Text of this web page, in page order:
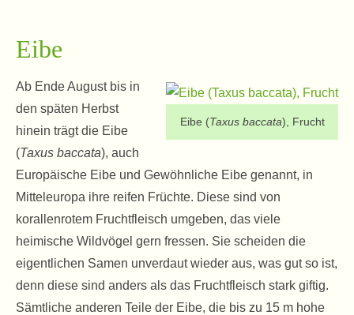
Eibe
Eibe (Taxus baccata), Frucht
Ab Ende August bis in
den späten Herbst
hinein trägt die Eibe
(Taxus baccata), auch
Europäische Eibe und Gewöhnliche Eibe genannt, in
Mitteleuropa ihre reifen Früchte. Diese sind von
korallenrotem Fruchtfleisch umgeben, das viele
heimische Wildvögel gern fressen. Sie scheiden die
eigentlichen Samen unverdaut wieder aus, was gut so ist,
denn diese sind anders als das Fruchtfleisch stark giftig.
Sämtliche anderen Teile der Eibe, die bis zu 15 m hohe